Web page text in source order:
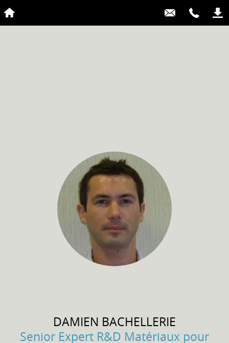
DAMIEN BACHELLERIE
Senior Expert R&D Matériaux pour